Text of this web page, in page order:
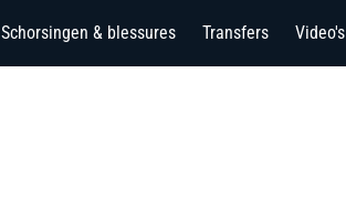
Schorsingen & blessures Transfers Video's